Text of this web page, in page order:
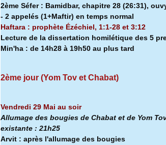
2ème Séfer : Bamidbar, chapitre 28 (26:31),
- 2 appelés (1+Maftir) en temps normal
Haftara : prophète Ézéchiel, 1:1-28 et 3:12
Lecture de la dissertation homilétique des 5
Min'ha : de 14h28 à 19h50 au plus tard
2ème jour (Yom Tov et Chabat)
Vendredi 29 Mai au soir
Allumage des bougies de Chabat et de Yom
existante :21h25
Arvit : après l'allumage des bougies